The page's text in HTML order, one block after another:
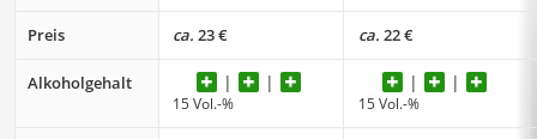
Preis ca. 23 € ca. 22 €
Alkoholgehalt
15 Vol.-% 15 Vol.-%